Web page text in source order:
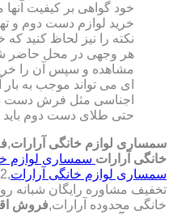
خود گواهی بر کیفیت آنها
خرید لوازم دست دوم و
نکته را نیز لحاظ کنید که
هر وجهی در محل حاضر
مشاهده و سپس آن را
ای می تواند موجب به
اجناسی مثل فرش دست
حتی طلای دست دوم باید
سمساری لوازم خانگی آرارات,
خانگی آرارات سمساری لوازم
سمساری لوازم خانگی آرارات
تخفیف مشاوره رایگان شبانه
خانگی محدوده آرارات,فروش